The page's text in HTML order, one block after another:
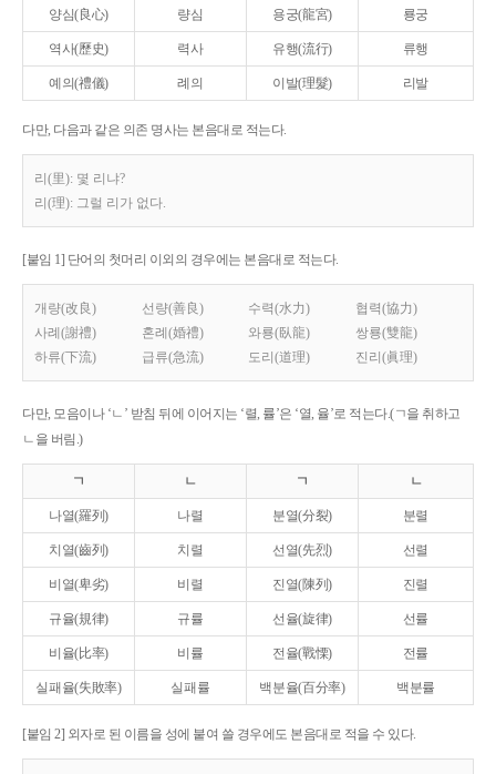
양심(良心) 량심 용궁(龍宮) 룡궁
역사(歷史) 력사 유행(流行) 류행
예의(禮儀) 례의 이발(理髮) 리발
다만, 다음과 같은 의존 명사는 본음대로 적는다.
리(里): 몇 리냐?
리(理): 그럴 리가 없다.
[붙임 1] 단어의 첫머리 이외의 경우에는 본음대로 적는다.
개량(改良) 선량(善良) 수력(水力)
협력(協力)
사례(謝禮)
혼례(婚禮) 와룡(臥龍)
쌍룡(雙龍)
하류(下流)
급류(急流) 도리(道理) 진리(眞理)
다만, 모음이나 ‘ㄴ’ 받침 뒤에 이어지는 ‘렬, 률’은 ‘열, 율’로 적는다.(ㄱ을 취하고
ㄴ을 버림.)
ㄱ ㄴ ㄱ ㄴ
나열(羅列) 나렬 분열(分裂) 분렬
치열(齒列) 치렬 선열(先烈) 선렬
비열(卑劣) 비렬 진열(陳列) 진렬
규율(規律) 규률 선율(旋律) 선률
비율(比率) 비률 전율(戰慄) 전률
실패율(失敗率) 실패률 백분율(百分率) 백분률
[붙임 2] 외자로 된 이름을 성에 붙여 쓸 경우에도 본음대로 적을 수 있다.